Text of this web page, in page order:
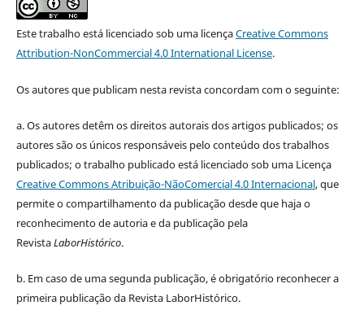
Este trabalho está licenciado sob uma licençaCreative Commons
Attribution-NonCommercial 4.0 International License.
Os autores que publicam nesta revista concordam com o seguinte:
a.Os autores detêm os direitos autorais dos artigos publicados; os
autores são os únicos responsáveis pelo conteúdo dos trabalhos
publicados; o trabalho publicado está licenciado sob uma Licença
Creative Commons Atribuição-NãoComercial 4.0 Internacional, que
permite o compartilhamento da publicação desde que haja o
reconhecimento de autoria e da publicação pela
RevistaLaborHistórico.
b. Em caso de uma segunda publicação, é obrigatório reconhecer a
primeira publicação da Revista LaborHistórico.